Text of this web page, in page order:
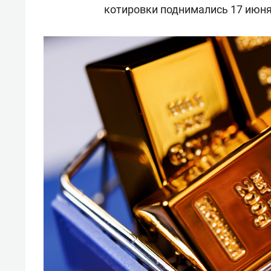
котировки поднимались 17